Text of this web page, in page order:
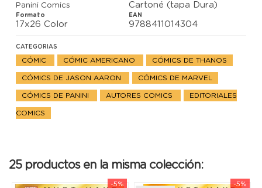
Panini Comics Cartoné (tapa Dura)
Formato
17x26 Color
EAN
9788411014304
CATEGORIAS
CÓMIC CÓMIC AMERICANO CÓMICS DE THANOS
CÓMICS DE JASON AARON CÓMICS DE MARVEL
CÓMICS DE PANINI AUTORES COMICS EDITORIALES
COMICS
25 productos en la misma colección:
-5%
-5%